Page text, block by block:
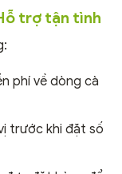
trợ tận tình
phí về dòng cà
trước khi đặt số